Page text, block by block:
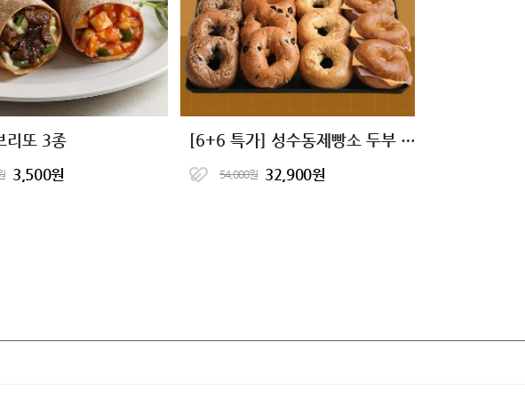
리또 3종
3,500원
[6+6 특가] 성수동제빵소 두부 베이글 6종
54,000원 32,900원